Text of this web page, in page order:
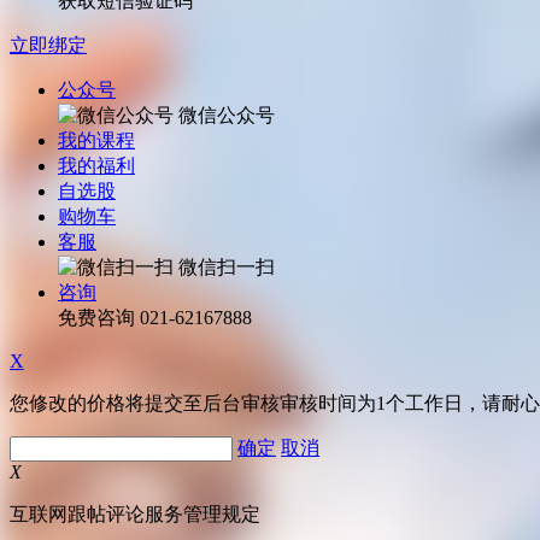
立即绑定
公众号
微信公众号
我的课程
我的福利
自选股
购物车
客服
微信扫一扫
咨询
免费咨询 021-62167888
X
您修改的价格将提交至后台审核审核时间为1个工作日，请耐
确定 取消
X
互联网跟帖评论服务管理规定